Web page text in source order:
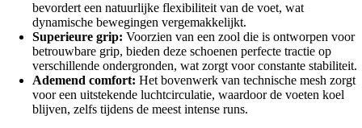
bevordert een natuurlijke flexibiliteit van de voet, wat
dynamische bewegingen vergemakkelijkt.
Superieure grip: Voorzien van een zool die is ontworpen voor
betrouwbare grip, bieden deze schoenen perfecte tractie op
verschillende ondergronden, wat zorgt voor constante stabiliteit.
Ademend comfort: Het bovenwerk van technische mesh zorgt
voor een uitstekende luchtcirculatie, waardoor de voeten koel
blijven, zelfs tijdens de meest intense runs.